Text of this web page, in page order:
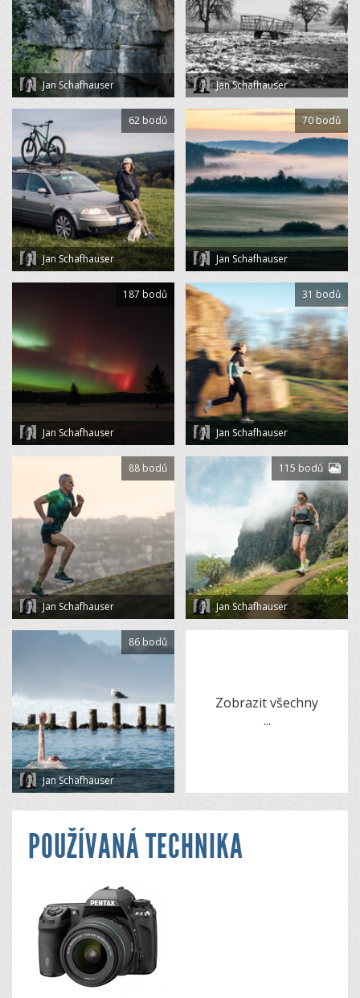
Jan Schafhauser Jan Schafhauser
Jan Schafhauser
62 bodů
Jan Schafhauser
70 bodů
Jan Schafhauser
187 bodů
Jan Schafhauser
31 bodů
Jan Schafhauser
88 bodů
Jan Schafhauser
115 bodů
Jan Schafhauser
86 bodů
Zobrazit všechny
...
POUŽÍVANÁ TECHNIKA